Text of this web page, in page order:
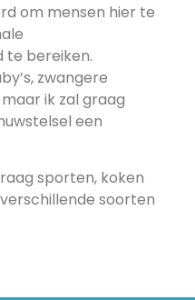
om mensen hier te
te bereiken.
zwangere
ik zal graag
een
sporten, koken
soorten